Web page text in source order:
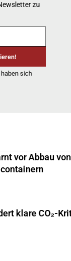
zu
haben sich
vor Abbau von
klare CO₂-